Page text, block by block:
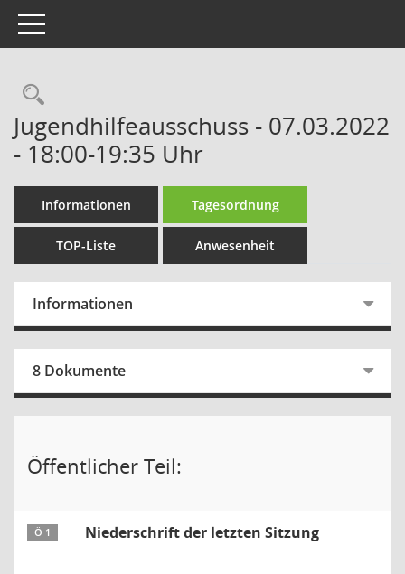
Toggle navigation
Rechercheauswahl
Jugendhilfeausschuss - 07.03.2022
- 18:00-19:35 Uhr
Informationen Tagesordnung
TOP-Liste Anwesenheit
Informationen
8 Dokumente
Öffentlicher Teil:
Ö 1 Niederschrift der letzten Sitzung